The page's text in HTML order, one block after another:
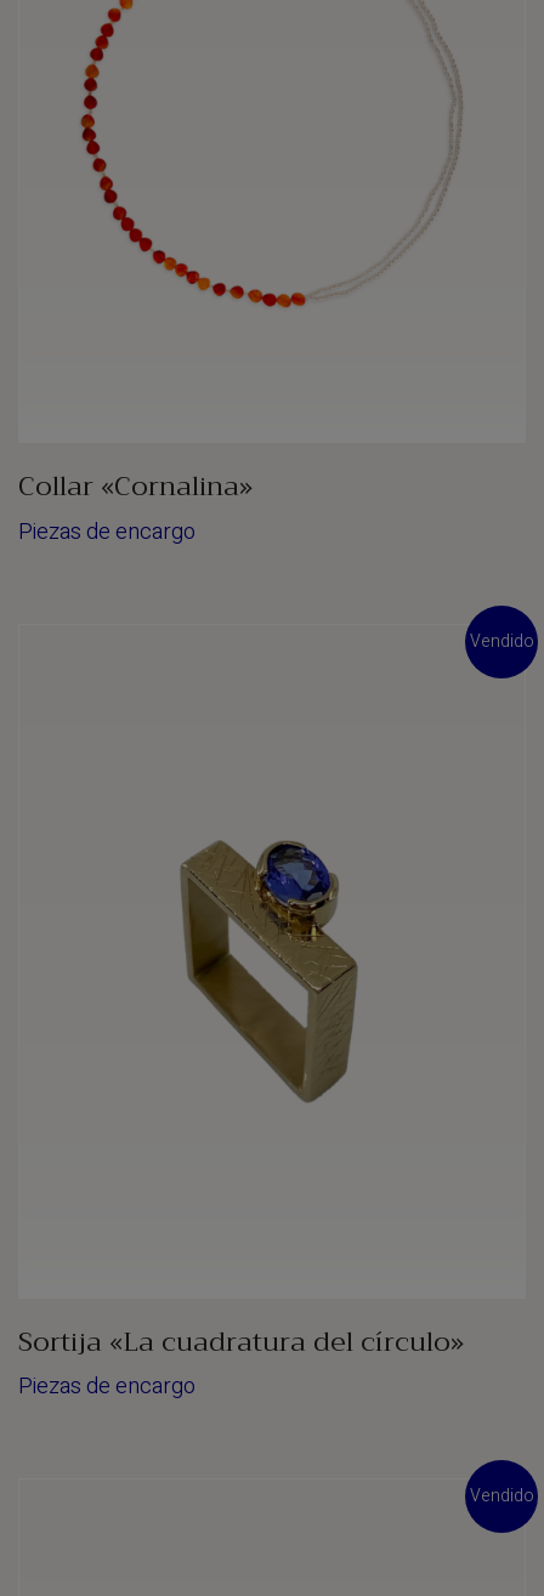
Collar «Cornalina»
Piezas de encargo
Vendido
Sortija «La cuadratura del círculo»
Piezas de encargo
Vendido